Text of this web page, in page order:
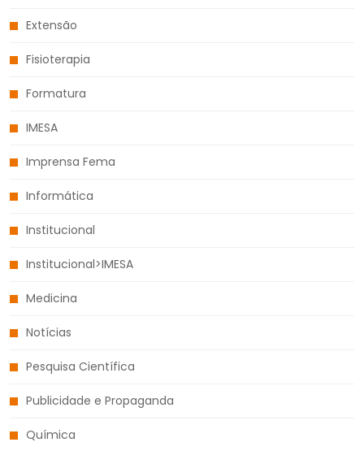
Extensão
Fisioterapia
Formatura
IMESA
Imprensa Fema
Informática
Institucional
Institucional>IMESA
Medicina
Notícias
Pesquisa Científica
Publicidade e Propaganda
Química